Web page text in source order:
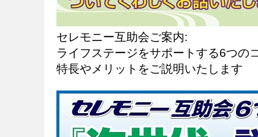
セレモニー互助会ご案内:
ライフステージをサポートする6つの
特長やメリットをご説明いたします